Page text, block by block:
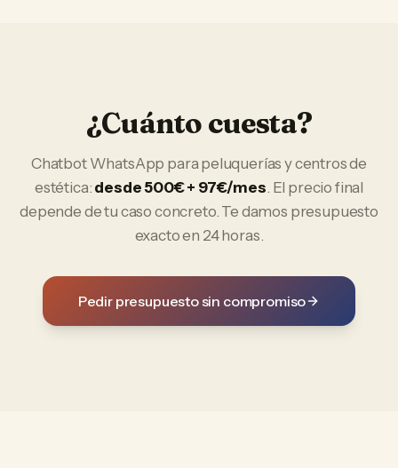
¿Cuánto cuesta?
Chatbot WhatsApp parapeluquerías y centros de
estética: desde 500€ + 97€/mes. El precio final
depende de tu caso concreto. Te damos presupuesto
exacto en 24 horas.
Pedir presupuesto sin compromiso